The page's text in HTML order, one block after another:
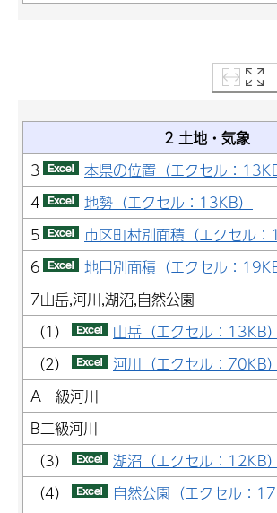
2 土地・気象
3
本県の位置（エクセル：13KB
4
地勢（エクセル：13KB）
5
市区町村別面積（エクセル：
6
地目別面積（エクセル：19KB
7山岳,河川,湖沼,自然公園
（1）
山岳（エクセル：13KB）
（2）
河川（エクセル：70KB）
A一級河川
B二級河川
（3）
湖沼（エクセル：12KB）
（4）
自然公園（エクセル：